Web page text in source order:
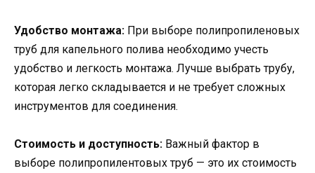
Удобство монтажа: При выборе полипропиленовых
труб для капельного полива необходимо учесть
удобство и легкость монтажа. Лучше выбрать трубу,
которая легко складывается и не требует сложных
инструментов для соединения.
Стоимость и доступность: Важный фактор в
выборе полипропилентовых труб — это их стоимость